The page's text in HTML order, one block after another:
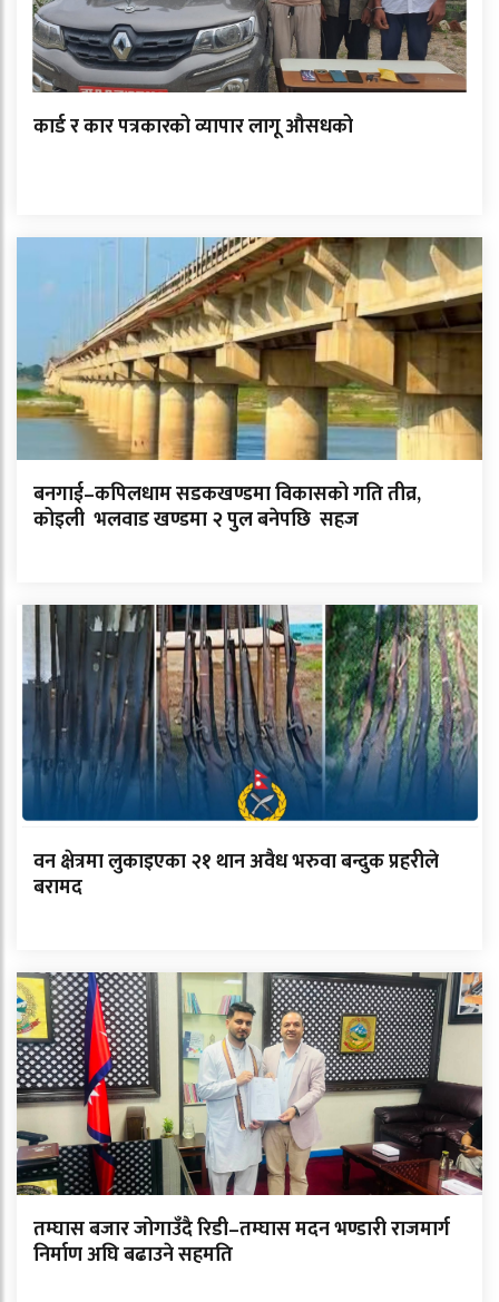
कार्ड र कार पत्रकारको व्यापार लागू औसधको
बनगाई–कपिलधाम सडकखण्डमा विकासको गति तीव्र,
कोइली भलवाड खण्डमा २ पुल बनेपछि सहज
वन क्षेत्रमा लुकाइएका २१ थान अवैध भरुवा बन्दुक प्रहरीले
बरामद
तम्घास बजार जोगाउँदै रिडी–तम्घास मदन भण्डारी राजमार्ग
निर्माण अघि बढाउने सहमति